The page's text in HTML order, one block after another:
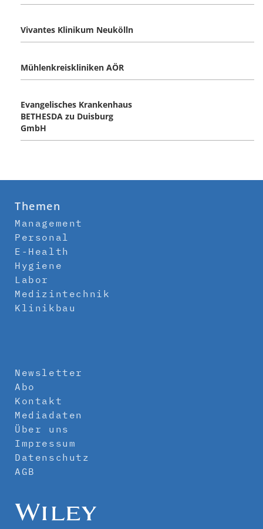
Vivantes Klinikum Neukölln
Mühlenkreiskliniken AÖR
Evangelisches Krankenhaus
BETHESDA zu Duisburg
GmbH
Themen
Management
Personal
E-Health
Hygiene
Labor
Medizintechnik
Klinikbau
Newsletter
Abo
Kontakt
Mediadaten
Über uns
Impressum
Datenschutz
AGB